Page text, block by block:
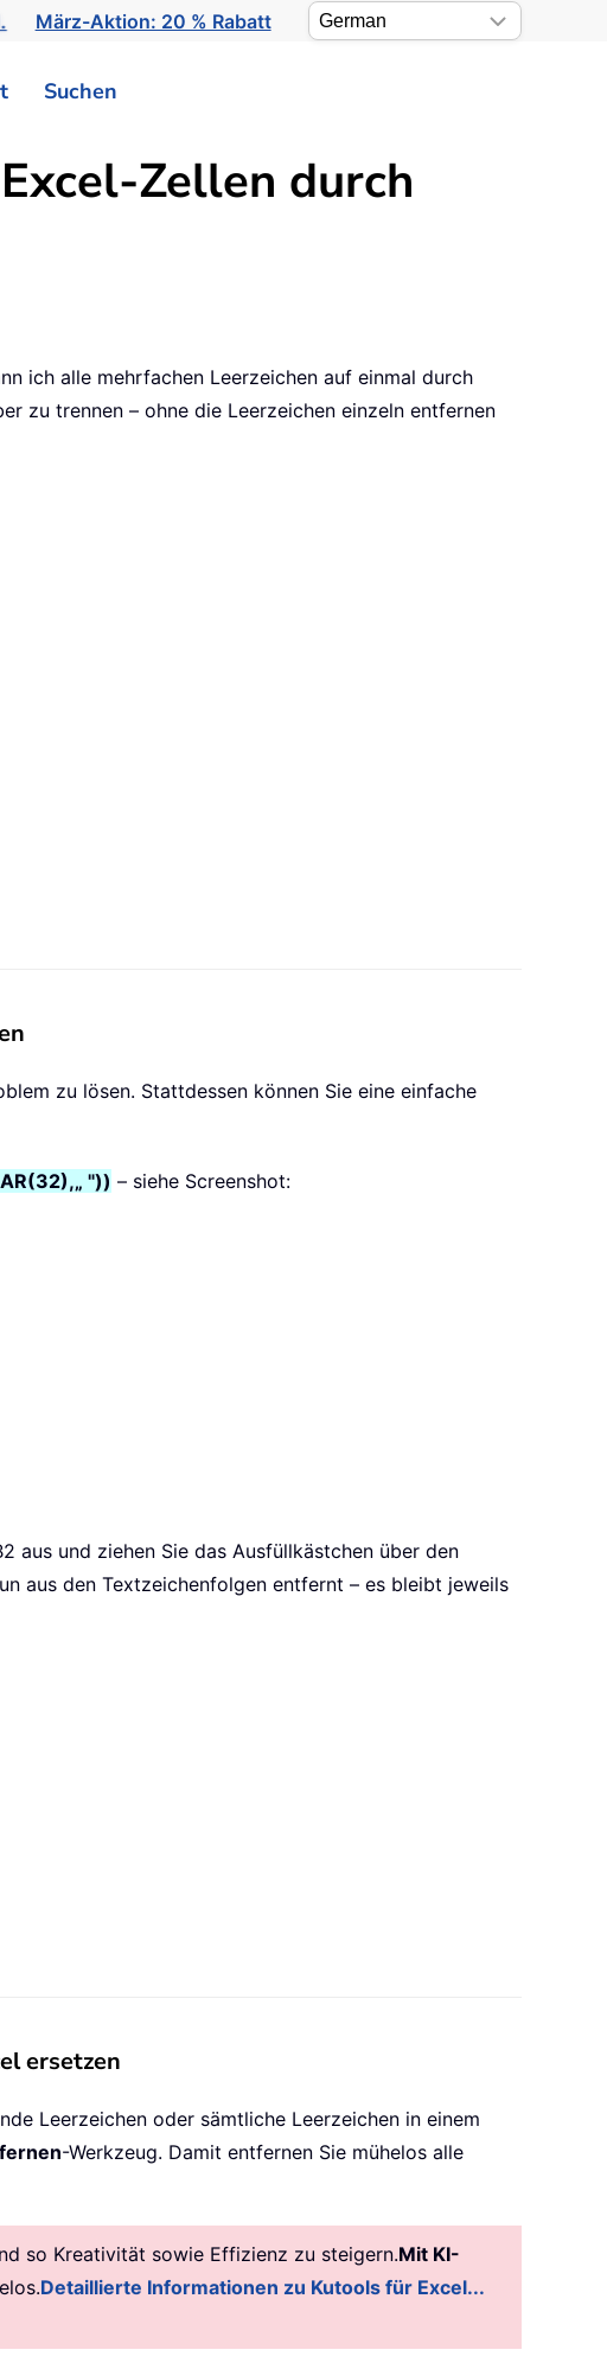
März-Aktion: 20 % Rabatt
Suchen
Zellen durch
ich alle mehrfachen Leerzeichen auf einmal durch
zu trennen – ohne die Leerzeichen einzeln entfernen
zu lösen. Stattdessen können Sie eine einfache
")) – siehe Screenshot:
aus und ziehen Sie das Ausfüllkästchen über den
aus den Textzeichenfolgen entfernt – es bleibt jeweils
ersetzen
Leerzeichen oder sämtliche Leerzeichen in einem
-Werkzeug. Damit entfernen Sie mühelos alle
so Kreativität sowie Effizienz zu steigern.Mit KI-
Detaillierte Informationen zu Kutools für Excel...